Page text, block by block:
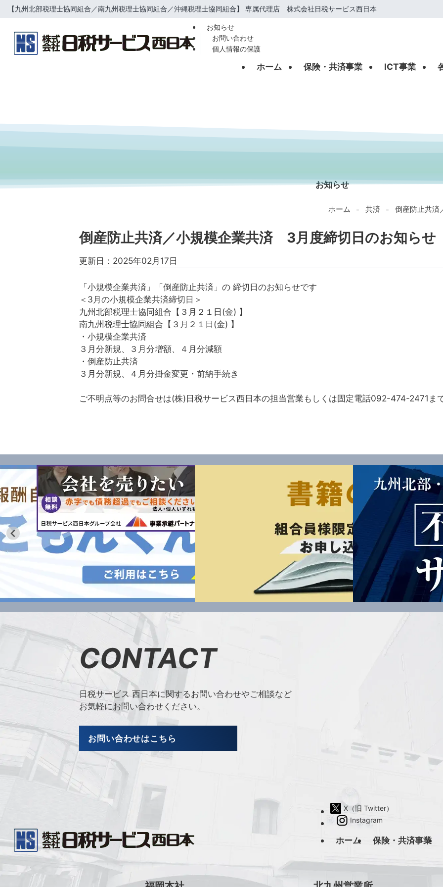
【九州北部税理士協同組合／南九州税理士協同組合／沖縄税理士協同組合】 専属代理店 株式会社日税サービス西日本
お知らせ
お問い合わせ
個人情報の保護
ホーム 保険・共済事業 ICT事業
INFORMATION
お知らせ
ホーム - 共済 - 倒産防止共
倒産防止共済／小規模企業共済 3月度締切日のお知らせ
更新日：2025年02月17日
「小規模企業共済」「倒産防止共済」の 締切日のお知らせです
＜3月の小規模企業共済締切日＞
九州北部税理士協同組合【３月２１日(金) 】
南九州税理士協同組合【３月２１日(金) 】
・小規模企業共済
３月分新規、３月分増額、４月分減額
・倒産防止共済
３月分新規、４月分掛金変更・前納手続き
ご不明点等のお問合せは(株)日税サービス西日本の担当営業もしくは固定電話092-474-2471ま
CONTACT
日税サービス 西日本に関するお問い合わせやご相談など
お気軽にお問い合わせください。
お問い合わせはこちら
X（旧 Twitter）
Instagram
ホーム 保険・共済事業